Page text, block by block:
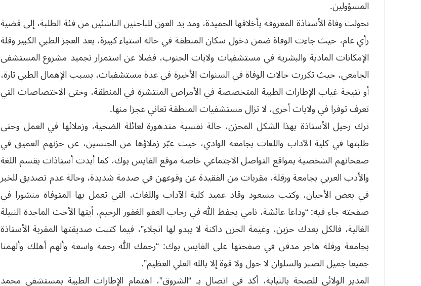
المسؤولين.
تحولت وفاة الأستاذة المعروفة بأخلاقها الحميدة، ومد يد العون للباحثين الناشئين من فئة الطلبة، إلى قضية
رأي عام، حيث جاءت الوفاة ضمن دخول سكان المنطقة في حالة استياء كبيرة، بعد العجز الطبي الكبير وقلة
الإمكانات المادية والبشرية في مستشفيات ولايات الجنوب، فضلا عن استمرار تجميد مشروع المستشفى
الجامعي، حيث تكررت حالات الوفاة في السنوات الأخيرة في عدة مستشفيات، بسبب الإهمال الطبي تارة،
أو نتيجة غياب الإطارات الطبية المتخصصة في الأمراض المنتشرة في المنطقة، وحتى الاختصاصات التي
تعرف توفرا في ولايات أخرى، لا تزال مستشفيات المنطقة تعاني عجزا منها.
ترك رحيل الأستاذة بهذا الشكل المحزن، حالة نفسية متدهورة لعائلة الضحية، وزملائها في العمل وحتى
طلبتها في كلية الآداب واللغات بجامعة الوادي، حيث عبّر زملاؤها من الجنسين، عن حزنهم العميق في
صفحاتهم الشخصية بمواقع التواصل الاجتماعي خاصة موقع الفايس بوك، كما أبدت أستاذات بقسم اللغة
والأدب العربي بجامعة ورقلة، مقربات من الفقيدة عن وقوعهن في صدمة شديدة، وحالة عدم تصديق للخبر
في بعض الأحيان، وكتب مسعود وقاد عميد كلية الآداب واللغات، التي تعمل بها المتوفاة منشورا في
صفحته جاء فيه: “وداعا عائشة، نامي بحفظ الله في رحاب العفو الغفور الرحيم، أيتها الأخت الماجدة النبيلة
الغالية، فالكل بعدك حزين، وغيمة الحزن داكنة لا يبدو لها انجلاء”، فيما كتبت صديقتها المقربة الأستاذة
بجامعة ورقلة هاجر مدقن في صفحتها على الفايس بوك: “رحمك الله رحمة واسعة وألهم أهلك وألهمنا
جميعا جميل الصبر والسلوان لا حول ولا قوة إلا بالله العلي العظيم”.
المدير الولائي للصحة بالنيابة، أكد في اتصال بـ “الشروق”، اهتمام الإطارات الطبية بمستشفى محمد